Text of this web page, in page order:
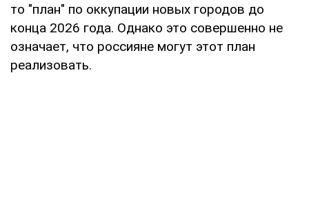
то "план" по оккупации новых городов до
конца 2026 года. Однако это совершенно не
означает, что россияне могут этот план
реализовать.